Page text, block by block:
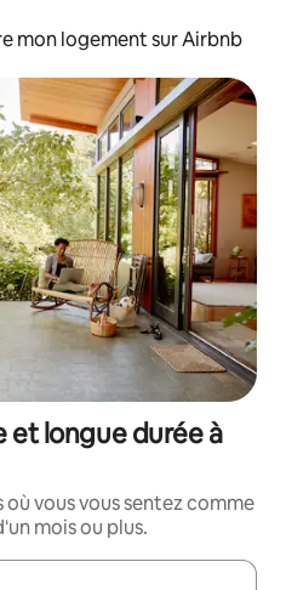
mon logement sur Airbnb
et longue durée à
vous vous sentez comme
mois ou plus.